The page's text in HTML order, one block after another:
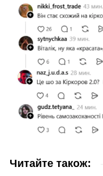
Читайте також: